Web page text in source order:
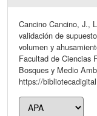
Cancino Cancino, J.,
validación de
volumen y
Facultad de Ciencias
Bosques y Medio
https://